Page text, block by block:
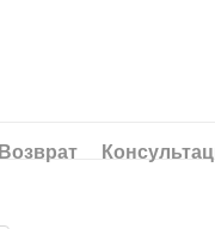
Возврат